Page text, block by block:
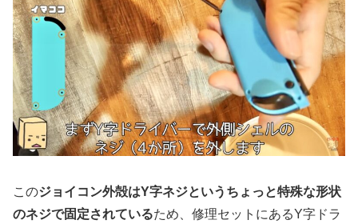
このジョイコン外殻はY字ネジというちょっと特殊な形状
のネジで固定されているため、修理セットにあるY字ドラ